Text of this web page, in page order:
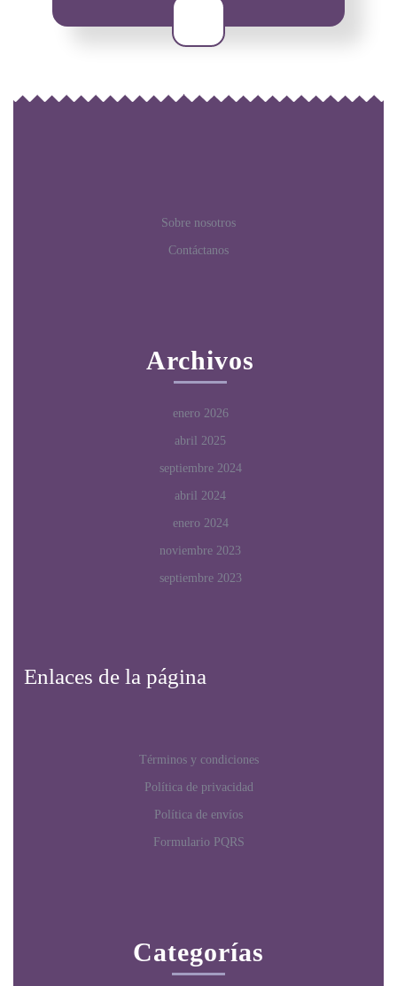
Sobre nosotros
Contáctanos
Archivos
enero 2026
abril 2025
septiembre 2024
abril 2024
enero 2024
noviembre 2023
septiembre 2023
Enlaces de la página
Términos y condiciones
Política de privacidad
Política de envíos
Formulario PQRS
Categorías